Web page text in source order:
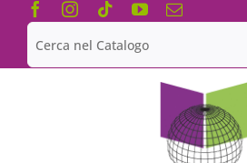
Salta
contenuto
Cerca
per: